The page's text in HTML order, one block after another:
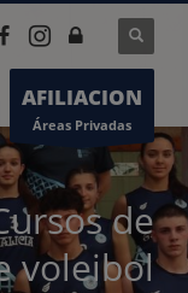
AFILIACION
Áreas Privadas
de
voleibol